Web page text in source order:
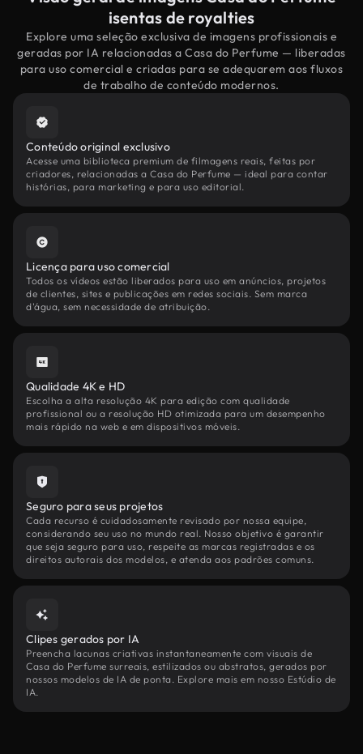
isentas de royalties
Explore uma seleção exclusiva de imagens profissionais e
geradas por IA relacionadas a Casa do Perfume — liberadas
para uso comercial e criadas para se adequarem aos fluxos
de trabalho de conteúdo modernos.
Conteúdo original exclusivo
Acesse uma biblioteca premium de filmagens reais, feitas por
criadores, relacionadas a Casa do Perfume — ideal para contar
histórias, para marketing e para uso editorial.
Licença para uso comercial
Todos os vídeos estão liberados para uso em anúncios, projetos
de clientes, sites e publicações em redes sociais. Sem marca
d'água, sem necessidade de atribuição.
Qualidade 4K e HD
Escolha a alta resolução 4K para edição com qualidade
profissional ou a resolução HD otimizada para um desempenho
mais rápido na web e em dispositivos móveis.
Seguro para seus projetos
Cada recurso é cuidadosamente revisado por nossa equipe,
considerando seu uso no mundo real. Nosso objetivo é garantir
que seja seguro para uso, respeite as marcas registradas e os
direitos autorais dos modelos, e atenda aos padrões comuns.
Clipes gerados por IA
Preencha lacunas criativas instantaneamente com visuais de
Casa do Perfume surreais, estilizados ou abstratos, gerados por
nossos modelos de IA de ponta. Explore mais em nosso Estúdio de
IA.